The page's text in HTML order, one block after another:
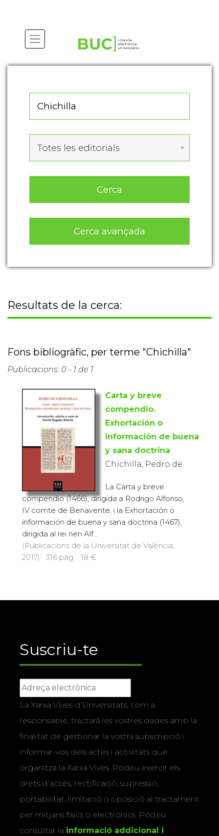
Totes les editorials
Cerca
Cerca avançada
Resultats de la cerca:
Fons bibliogràfic, per terme "Chichilla"
Publicacions: 0 - 1 de 1
Carta y breve
compendio.
Exhortación o
información de buena
y sana doctrina
Chichilla, Pedro de
La Carta y breve
compendio (1466), dirigida a Rodrigo Alfonso,
IV comte de Benavente, i la Exhortación o
información de buena y sana doctrina (1467),
dirigida al rei nen Alf...
(Publicacions de la Universitat de València,
2017) · 316 pàg. · 18 €
Suscriu-te
La Xarxa Vives d’Universitats, com a
responsable, tractarà les vostres dades amb la
finalitat de gestionar la vostra subscripció i
informar-vos dels actes i activitats que
organitza la Xarxa Vives. Podeu exercir els
drets d’accés, rectificació, supressió,
portabilitat, limitació o oposició al tractament
per mitjans físics o electrònics. Podeu
consultar la informació addicional i